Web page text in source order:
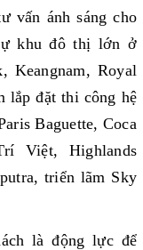
vấn ánh sáng cho
khu đô thị lớn ở
Keangnam, Royal
lắp đặt thi công hệ
Baguette, Coca
Việt, Highlands
triển lãm Sky
là động lực để